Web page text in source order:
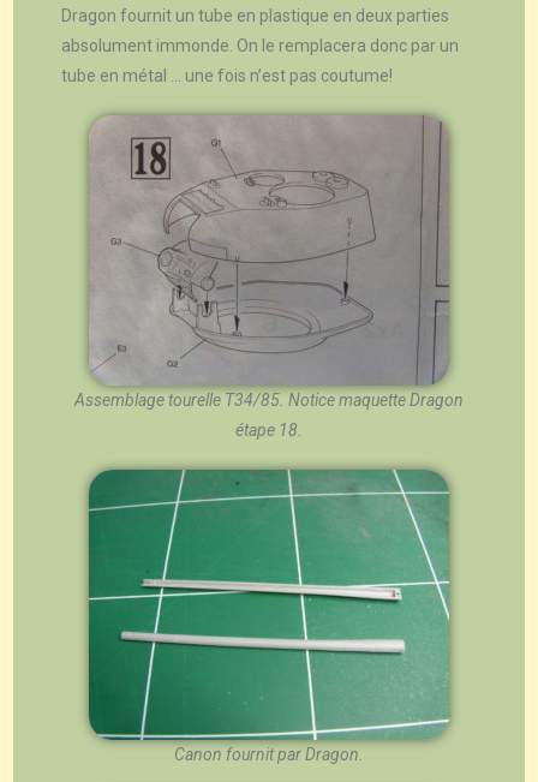
Dragon fournit un tube en plastique en deux parties
absolument immonde. On le remplacera donc par un
tube en métal … une fois n’est pas coutume!
Assemblage tourelle T34/85. Notice maquette Dragon
étape 18.
Canon fournit par Dragon.